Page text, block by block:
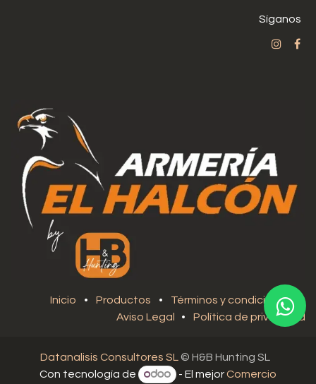
Síganos
Inicio • Productos • Términos y condiciones
•
Aviso Legal
• Política de privacidad
Datanalisis Consultores SL © H&B Hunting SL
Con tecnología de
- El mejorComercio